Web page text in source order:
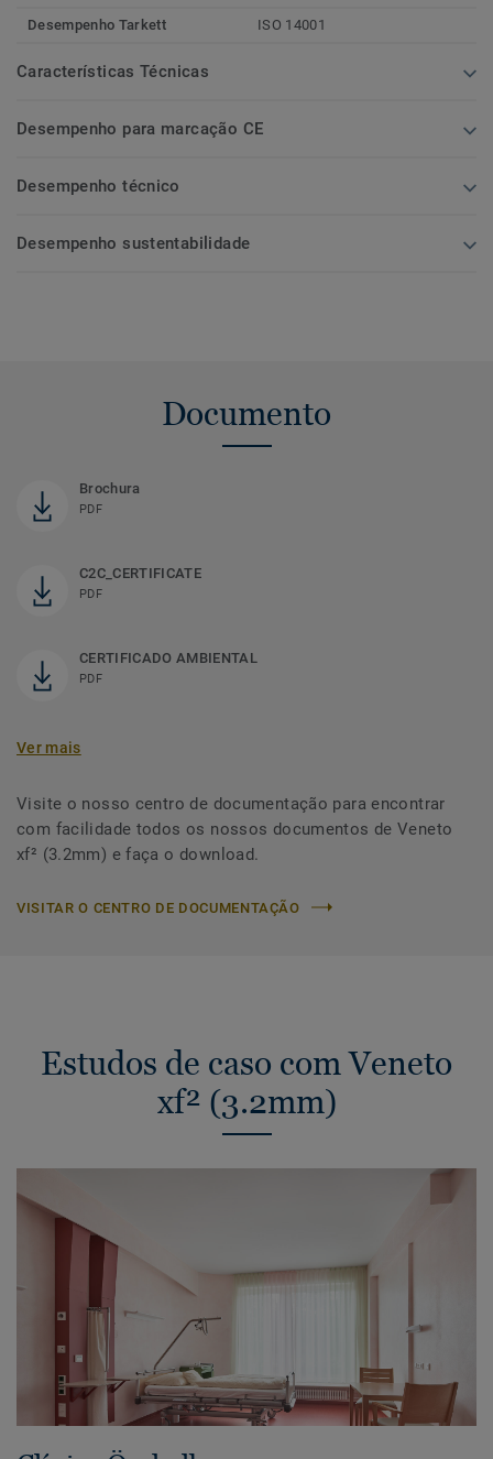
Desempenho Tarkett ISO 14001
Características Técnicas
Desempenho para marcação CE
Desempenho técnico
Desempenho sustentabilidade
Documento
Brochura
PDF
C2C_CERTIFICATE
PDF
CERTIFICADO AMBIENTAL
PDF
Ver mais
Visite o nosso centro de documentação para encontrar
com facilidade todos os nossos documentos de Veneto
xf² (3.2mm) e faça o download.
VISITAR O CENTRO DE DOCUMENTAÇÃO
Estudos de caso com Veneto
xf² (3.2mm)